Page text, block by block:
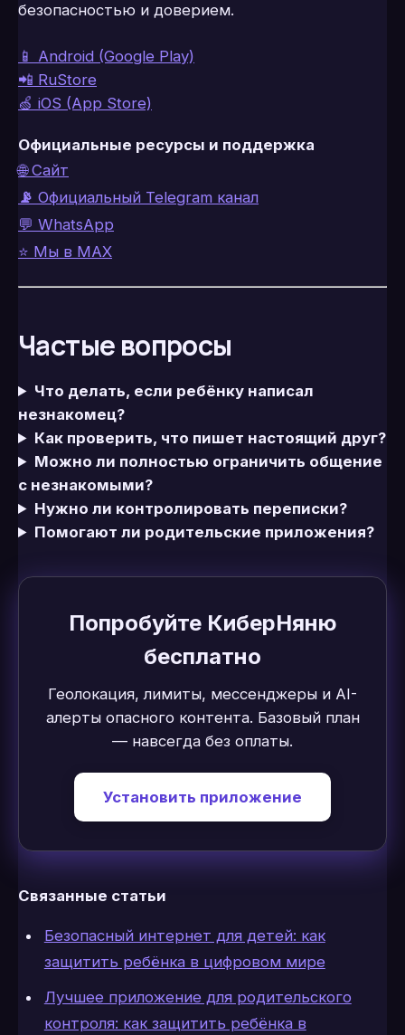
безопасностью и доверием.
📱 Android (Google Play)
📲 RuStore
🍏 iOS (App Store)
Официальные ресурсы и поддержка
🌐 Сайт
📡 Официальный Telegram канал
💬 WhatsApp
⭐ Мы в MAX
Частые вопросы
Что делать, если ребёнку написал
незнакомец?
Как проверить, что пишет настоящий друг?
Можно ли полностью ограничить общение
с незнакомыми?
Нужно ли контролировать переписки?
Помогают ли родительские приложения?
Попробуйте КиберНяню
бесплатно
Геолокация, лимиты, мессенджеры и AI-
алерты опасного контента. Базовый план
— навсегда без оплаты.
Установить приложение
Связанные статьи
Безопасный интернет для детей: как
защитить ребёнка в цифровом мире
Лучшее приложение для родительского
контроля: как защитить ребёнка в